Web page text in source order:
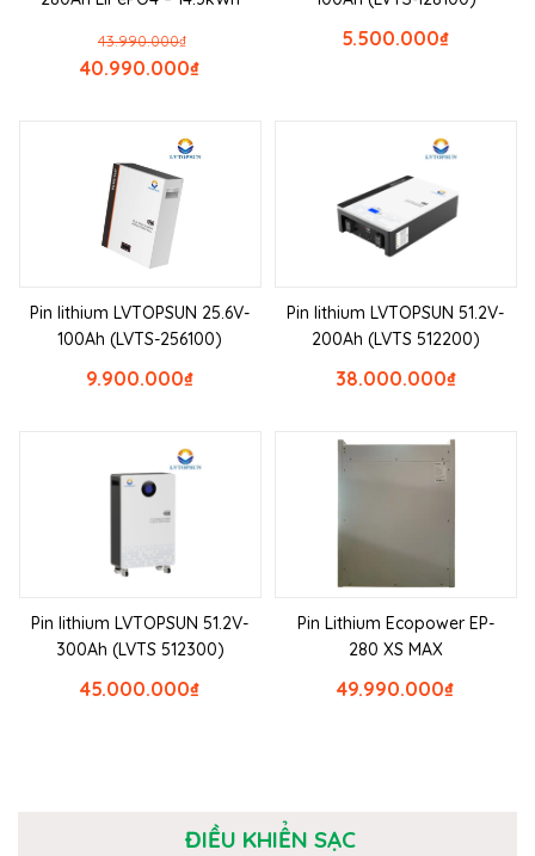
₫
43.990.000
₫
40.990.000
₫
5.500.000
Pin lithium LVTOPSUN 25.6V-
100Ah (LVTS-256100)
₫
9.900.000
Pin lithium LVTOPSUN 51.2V-
200Ah (LVTS 512200)
₫
38.000.000
Pin lithium LVTOPSUN 51.2V-
300Ah (LVTS 512300)
₫
45.000.000
Pin Lithium Ecopower EP-
280 XS MAX
₫
49.990.000
ĐIỀU KHIỂN SẠC